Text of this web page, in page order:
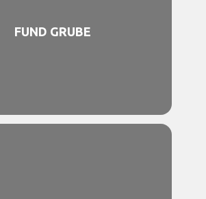
FUND GRUBE